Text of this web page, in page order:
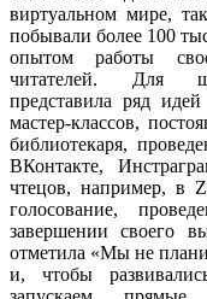
виртуальном мире,
побывали более 100
опытом работы
читателей. Для
представила ряд
мастер-классов,
библиотекаря,
ВКонтакте,
чтецов, например, в
голосование,
завершении своего
отметила «Мы не
и, чтобы